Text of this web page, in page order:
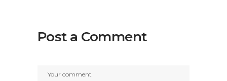
Post a Comment